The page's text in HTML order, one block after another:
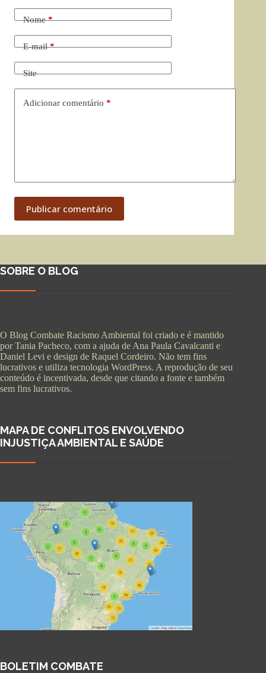
Nome*
E-mail*
Site
Adicionar comentário *
Publicar comentário
SOBRE O BLOG
O Blog Combate Racismo Ambiental foi criado e é mantido
por Tania Pacheco, com a ajuda de Ana Paula Cavalcanti e
Daniel Levi e design de Raquel Cordeiro. Não tem fins
lucrativos e utiliza tecnologia WordPress. A reprodução de seu
conteúdo é incentivada, desde que citando a fonte e também
sem fins lucrativos.
MAPA DE CONFLITOS ENVOLVENDO
INJUSTIÇA AMBIENTAL E SAÚDE
BOLETIM COMBATE